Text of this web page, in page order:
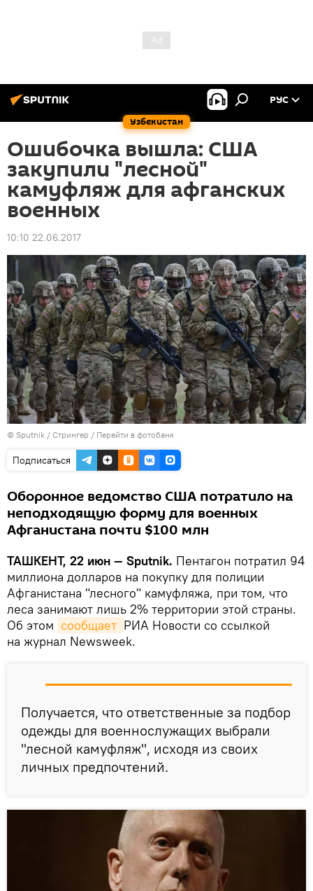
Узбекистан
РУС
Ошибочка вышла: США
закупили "лесной"
камуфляж для афганских
военных
10:10 22.06.2017
© Sputnik / Стрингер / Перейти в фотобанк
Подписаться
Оборонное ведомство США потратило на
неподходящую форму для военных
Афганистана почти $100 млн
ТАШКЕНТ, 22 июн — Sputnik. Пентагон потратил 94
миллиона долларов на покупку для полиции
Афганистана "лесного" камуфляжа, при том, что
леса занимают лишь 2% территории этой страны.
Об этом сообщает РИА Новости со ссылкой
на журнал Newsweek.
Получается, что ответственные за подбор
одежды для военнослужащих выбрали
"лесной камуфляж", исходя из своих
личных предпочтений.